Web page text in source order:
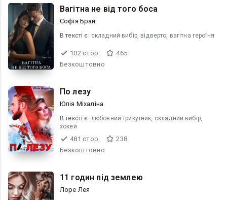
Вагітна не від того боса
Софія Брай
В текcті є: складний вибір, відверто, вагітна героїня
102 стор.
465
Безкоштовно
По лезу
Юлія Міхаліна
В текcті є: любовний трикутник, складний вибір,
хокей
481 стор.
238
Безкоштовно
11 годин під землею
Лоре Лея